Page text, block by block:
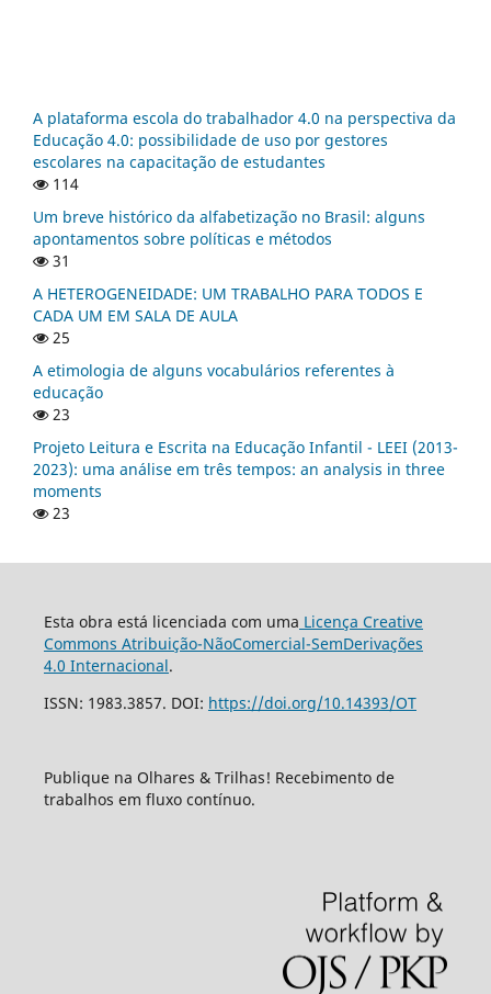
A plataforma escola do trabalhador 4.0 na perspectiva da
Educação 4.0: possibilidade de uso por gestores
escolares na capacitação de estudantes
114
Um breve histórico da alfabetização no Brasil: alguns
apontamentos sobre políticas e métodos
31
A HETEROGENEIDADE: UM TRABALHO PARA TODOS E
CADA UM EM SALA DE AULA
25
A etimologia de alguns vocabulários referentes à
educação
23
Projeto Leitura e Escrita na Educação Infantil - LEEI (2013-
2023): uma análise em três tempos: an analysis in three
moments
23
Esta obra está licenciada com uma Licença Creative
Commons Atribuição-NãoComercial-SemDerivações
4.0 Internacional.
ISSN: 1983.3857. DOI: https://doi.org/10.14393/OT
Publique na Olhares & Trilhas! Recebimento de
trabalhos em fluxo contínuo.